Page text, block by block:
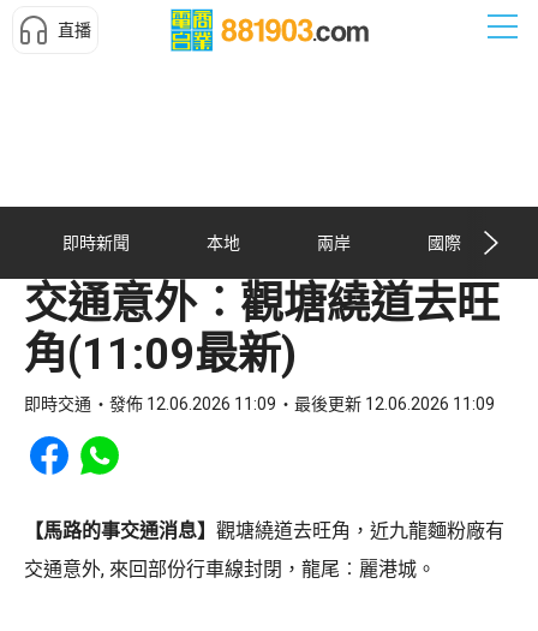
直播
即時新聞 本地 兩岸 國際
交通意外︰觀塘繞道去旺
角(11:09最新)
即時交通 發佈 12.06.2026 11:09 最後更新 12.06.2026 11:09
Share to Facebook
Share to WhatsApp
【馬路的事交通消息】 觀塘繞道去旺角，近九龍麵粉廠有
交通意外, 來回部份行車線封閉，龍尾︰麗港城。